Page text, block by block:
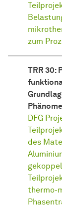
zum
TRR 30:
DFG
des
thermo-